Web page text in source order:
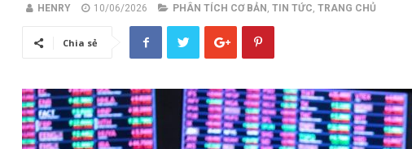
HENRY 10/06/2026 PHÂN TÍCH CƠ BẢN , TIN TỨC, TRANG CHỦ
Chia sẻ